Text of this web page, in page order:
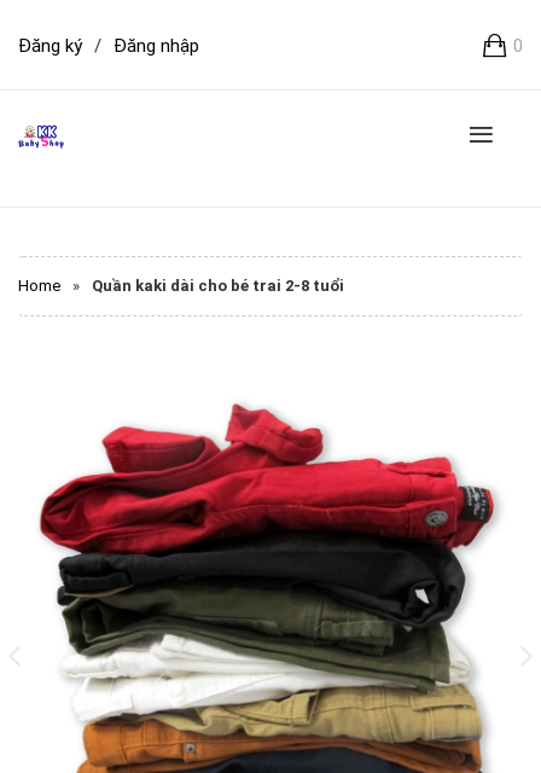
0
Đăng ký / Đăng nhập
Home » Quần kaki dài cho bé trai 2-8 tuổi